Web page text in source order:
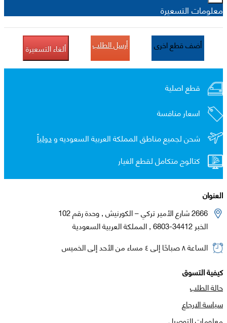
معلومات التسعيرة
أضف قطع اخرى أرسل الطلب ألغاء التسعيرة
قطع اصلية
اسعار منافسة
شحن لجميع مناطق المملكة العربية السعوديه ودولياً
كتالوج متكامل لقطع الغيار
العنوان
2666 شارع الأمير تركي – الكورنيش , وحدة رقم 102
الخبر 34412-6803 , المملكة العربية السعودية
الساعة ٨ صباحًا إلى ٤ مساء من الأحد إلى الخميس
كيفية التسوق
حالة الطلب
سياسة الارجاع